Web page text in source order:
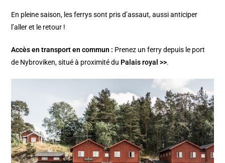
En pleine saison, les ferrys sont pris d’assaut, aussi anticiper
l’aller et le retour !
Accès en transport en commun : Prenez un ferry depuis le port
de Nybroviken, situé à proximité du Palais royal >>.